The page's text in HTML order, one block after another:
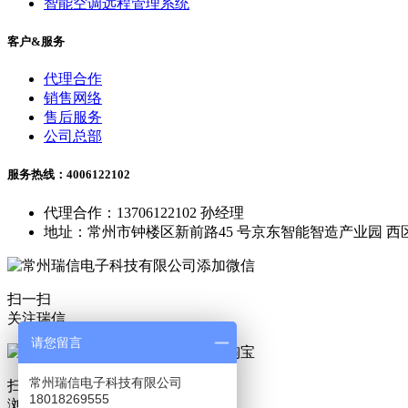
智能空调远程管理系统
客户&服务
代理合作
销售网络
售后服务
公司总部
服务热线：4006122102
代理合作：13706122102 孙经理
地址：常州市钟楼区新前路45 号京东智能智造产业园 西
扫一扫
关注瑞信
扫一扫
浏览淘宝
请您留言
常州瑞信电子科技有限公司
18018269555